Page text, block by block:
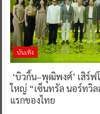
บันเทิง
‘บิวกิ้น–พุฒิพงศ์’ เสิร์ฟ
ใหญ่ “เซ็นทรัล นอร์ทวิล
แรกของไทย